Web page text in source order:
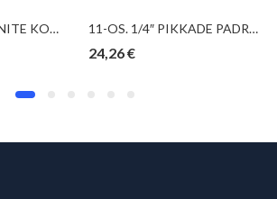
19-OS. 1/4″ PADRUNITE KOMPLEKT PU-PANEELIS JBM 11-OS. 1/4″ PIKKADE PADRUNITE KOMPL. 4-13MM, SIINIL TRIUMF
24,26€